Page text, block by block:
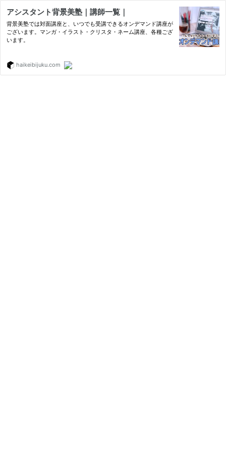
アシスタント背景美塾｜講師一覧｜
背景美塾では対面講座と、いつでも受講できるオンデマンド講座が
ございます。マンガ・イラスト・クリスタ・ネーム講座、各種ござ
います。
haikeibijuku.com